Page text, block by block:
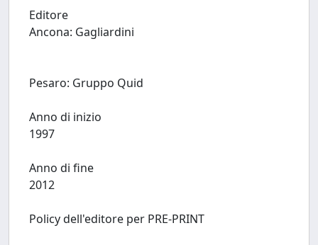
Editore
Ancona: Gagliardini
Anno di inizio
Anno di fine
Policy dell'editore per PRE-PRINT